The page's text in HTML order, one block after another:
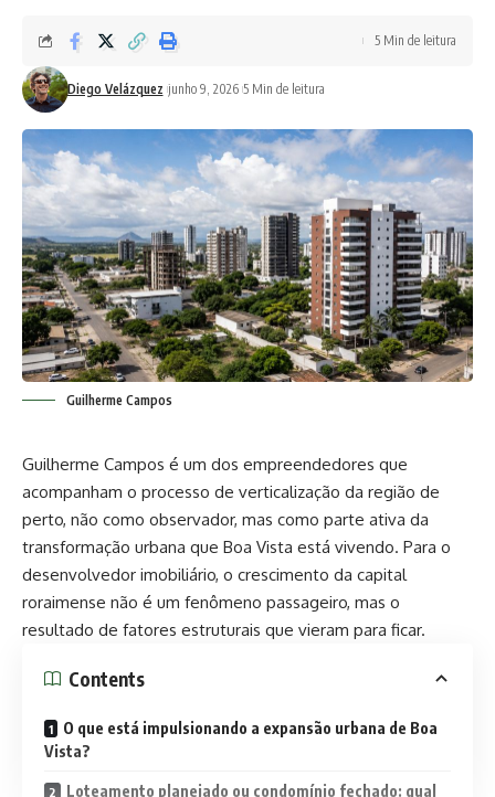
Diego Velázquez junho 9, 2026 5 Min de leitura
5 Min de leitura
Guilherme Campos
Guilherme Campos é um dos empreendedores que
acompanham o processo de verticalização da região de
perto, não como observador, mas como parte ativa da
transformação urbana que Boa Vista está vivendo. Para o
desenvolvedor imobiliário, o crescimento da capital
roraimense não é um fenômeno passageiro, mas o
resultado de fatores estruturais que vieram para ficar.
Contents
O que está impulsionando a expansão urbana de Boa
Vista?
Loteamento planejado ou condomínio fechado: qual